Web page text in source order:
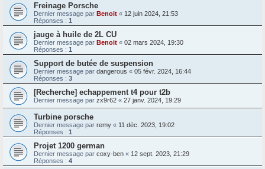
Freinage Porsche
Dernier message par Benoit « 12 juin 2024, 21:53
Réponses : 1
jauge à huile de 2L CU
Dernier message par Benoit « 02 mars 2024, 19:30
Réponses : 1
Support de butée de suspension
Dernier message par dangerous « 05 févr. 2024, 16:44
Réponses : 3
[Recherche] echappement t4 pour t2b
Dernier message par zx9r62 « 27 janv. 2024, 19:29
Turbine porsche
Dernier message par remy « 11 déc. 2023, 19:02
Réponses : 1
Projet 1200 german
Dernier message par coxy-ben « 12 sept. 2023, 21:29
Réponses : 4